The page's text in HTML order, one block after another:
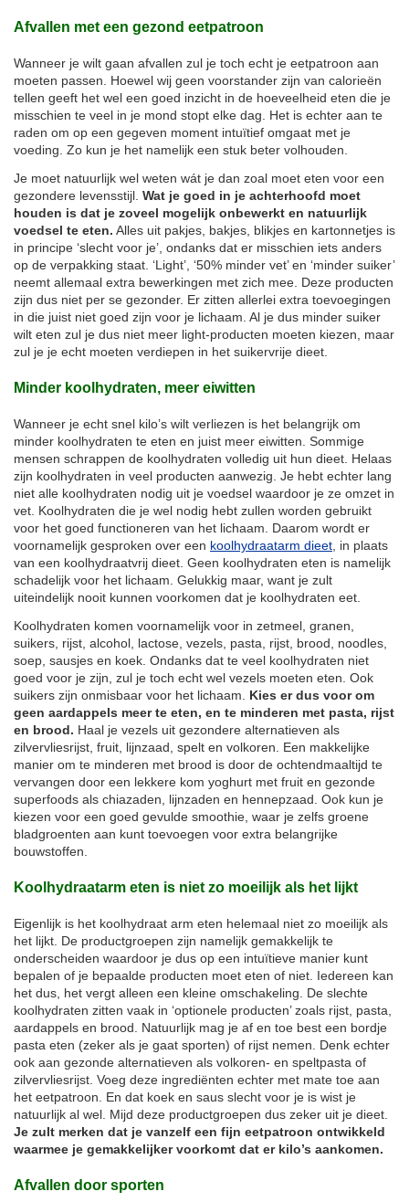
Afvallen met een gezond eetpatroon
Wanneer je wilt gaan afvallen zul je toch echt je eetpatroon aan
moeten passen. Hoewel wij geen voorstander zijn van calorieën
tellen geeft het wel een goed inzicht in de hoeveelheid eten die je
misschien te veel in je mond stopt elke dag. Het is echter aan te
raden om op een gegeven moment intuïtief omgaat met je
voeding. Zo kun je het namelijk een stuk beter volhouden.
Je moet natuurlijk wel weten wát je dan zoal moet eten voor een
gezondere levensstijl. Wat je goed in je achterhoofd moet
houden is dat je zoveel mogelijk onbewerkt en natuurlijk
voedsel te eten. Alles uit pakjes, bakjes, blikjes en kartonnetjes is
in principe ‘slecht voor je’, ondanks dat er misschien iets anders
op de verpakking staat. ‘Light’, ‘50% minder vet’ en ‘minder suiker’
neemt allemaal extra bewerkingen met zich mee. Deze producten
zijn dus niet per se gezonder. Er zitten allerlei extra toevoegingen
in die juist niet goed zijn voor je lichaam. Al je dus minder suiker
wilt eten zul je dus niet meer light-producten moeten kiezen, maar
zul je je echt moeten verdiepen in het suikervrije dieet.
Minder koolhydraten, meer eiwitten
Wanneer je echt snel kilo’s wilt verliezen is het belangrijk om
minder koolhydraten te eten en juist meer eiwitten. Sommige
mensen schrappen de koolhydraten volledig uit hun dieet. Helaas
zijn koolhydraten in veel producten aanwezig. Je hebt echter lang
niet alle koolhydraten nodig uit je voedsel waardoor je ze omzet in
vet. Koolhydraten die je wel nodig hebt zullen worden gebruikt
voor het goed functioneren van het lichaam. Daarom wordt er
voornamelijk gesproken over een koolhydraatarm dieet , in plaats
van een koolhydraatvrij dieet. Geen koolhydraten eten is namelijk
schadelijk voor het lichaam. Gelukkig maar, want je zult
uiteindelijk nooit kunnen voorkomen dat je koolhydraten eet.
Koolhydraten komen voornamelijk voor in zetmeel, granen,
suikers, rijst, alcohol, lactose, vezels, pasta, rijst, brood, noodles,
soep, sausjes en koek. Ondanks dat te veel koolhydraten niet
goed voor je zijn, zul je toch echt wel vezels moeten eten. Ook
suikers zijn onmisbaar voor het lichaam. Kies er dus voor om
geen aardappels meer te eten, en te minderen met pasta, rijst
en brood. Haal je vezels uit gezondere alternatieven als
zilvervliesrijst, fruit, lijnzaad, spelt en volkoren. Een makkelijke
manier om te minderen met brood is door de ochtendmaaltijd te
vervangen door een lekkere kom yoghurt met fruit en gezonde
superfoods als chiazaden, lijnzaden en hennepzaad. Ook kun je
kiezen voor een goed gevulde smoothie, waar je zelfs groene
bladgroenten aan kunt toevoegen voor extra belangrijke
bouwstoffen.
Koolhydraatarm eten is niet zo moeilijk als het lijkt
Eigenlijk is het koolhydraat arm eten helemaal niet zo moeilijk als
het lijkt. De productgroepen zijn namelijk gemakkelijk te
onderscheiden waardoor je dus op een intuïtieve manier kunt
bepalen of je bepaalde producten moet eten of niet. Iedereen kan
het dus, het vergt alleen een kleine omschakeling. De slechte
koolhydraten zitten vaak in ‘optionele producten’ zoals rijst, pasta,
aardappels en brood. Natuurlijk mag je af en toe best een bordje
pasta eten (zeker als je gaat sporten) of rijst nemen. Denk echter
ook aan gezonde alternatieven als volkoren- en speltpasta of
zilvervliesrijst. Voeg deze ingrediënten echter met mate toe aan
het eetpatroon. En dat koek en saus slecht voor je is wist je
natuurlijk al wel. Mijd deze productgroepen dus zeker uit je dieet.
Je zult merken dat je vanzelf een fijn eetpatroon ontwikkeld
waarmee je gemakkelijker voorkomt dat er kilo’s aankomen.
Afvallen door sporten